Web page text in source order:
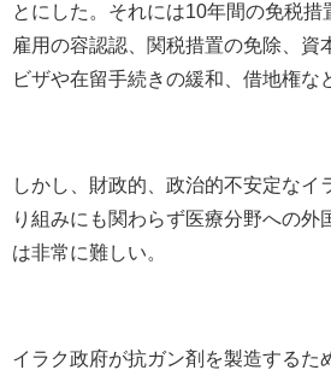
とにした。それには10年間の免税措
雇用の容認認、関税措置の免除、資
ビザや在留手続きの緩和、借地権な
しかし、財政的、政治的不安定なイ
り組みにも関わらず医療分野への外
は非常に難しい。
イラク政府が抗ガン剤を製造するた